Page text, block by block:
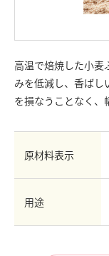
English
Chinese
高温で焙焼した小麦
みを低減し、香ばし
を損なうことなく、
原材料表示
用途